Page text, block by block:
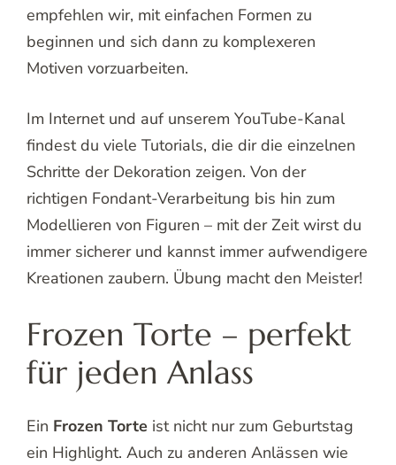
empfehlen wir, mit einfachen Formen zu
beginnen und sich dann zu komplexeren
Motiven vorzuarbeiten.
Im Internet und auf unserem YouTube-Kanal
findest du viele Tutorials, die dir die einzelnen
Schritte der Dekoration zeigen. Von der
richtigen Fondant-Verarbeitung bis hin zum
Modellieren von Figuren – mit der Zeit wirst du
immer sicherer und kannst immer aufwendigere
Kreationen zaubern. Übung macht den Meister!
Frozen Torte – perfekt
für jeden Anlass
Ein Frozen Torte ist nicht nur zum Geburtstag
ein Highlight. Auch zu anderen Anlässen wie